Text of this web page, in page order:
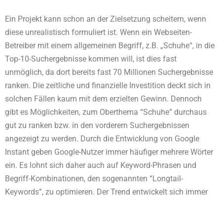
Ein Projekt kann schon an der Zielsetzung scheitern, wenn
diese unrealistisch formuliert ist. Wenn ein Webseiten-
Betreiber mit einem allgemeinen Begriff, z.B. „Schuhe“, in die
Top-10-Suchergebnisse kommen will, ist dies fast
unmöglich, da dort bereits fast 70 Millionen Suchergebnisse
ranken. Die zeitliche und finanzielle Investition deckt sich in
solchen Fällen kaum mit dem erzielten Gewinn. Dennoch
gibt es Möglichkeiten, zum Oberthema “Schuhe” durchaus
gut zu ranken bzw. in den vorderern Suchergebnissen
angezeigt zu werden. Durch die Entwicklung von Google
Instant geben Google-Nutzer immer häufiger mehrere Wörter
ein. Es lohnt sich daher auch auf Keyword-Phrasen und
Begriff-Kombinationen, den sogenannten “Longtail-
Keywords”, zu optimieren. Der Trend entwickelt sich immer